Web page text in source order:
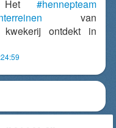
#hennepteam
van
ontdekt in